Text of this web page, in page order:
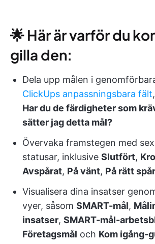
🌟 Här är varför du
gilla den:
Dela upp målen i
ClickUps anpassningsbara fält
Har du de färdigheter som
sätter jag detta mål?
Övervaka framstegen med
statusar, inklusive Slutfört,
Avspårat, På vänt, På rätt spår
Visualisera dina insatser
vyer, såsom SMART-mål,
insatser, SMART-mål-
Företagsmål och Kom igång-